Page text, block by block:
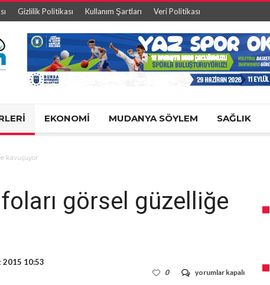
Gizlilik Politikası Kullanım Şartları Veri Politikası
EKONOMİ MUDANYA SÖYLEM SAĞLIK
kavuşuyor
görsel güzelliğe
2015 10:53
İznik’te
yorumlar kapalı
0